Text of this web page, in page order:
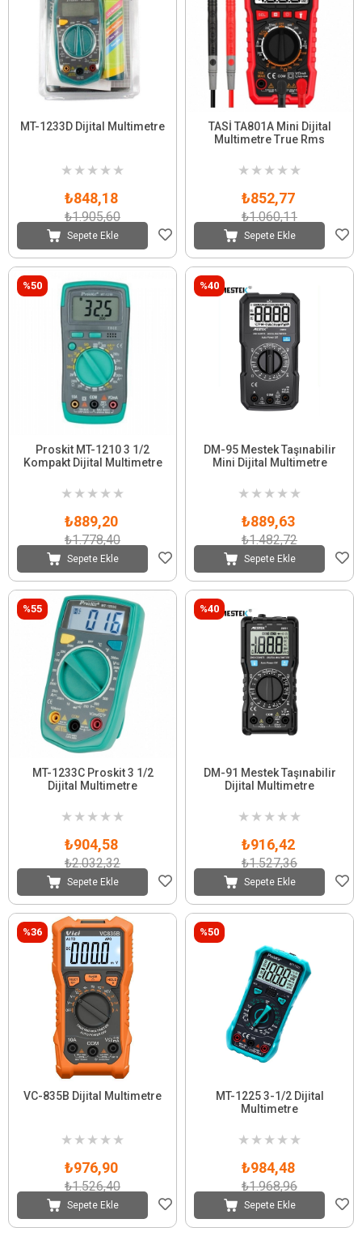
MT-1233D Dijital Multimetre
★ ★ ★ ★ ★
₺848,18
₺1.905,60
Sepete Ekle
TASİ TA801A Mini Dijital
Multimetre True Rms
★ ★ ★ ★ ★
₺852,77
₺1.060,11
Sepete Ekle
Proskit MT-1210 3 1/2
Kompakt Dijital Multimetre
★ ★ ★ ★ ★
₺889,20
₺1.778,40
Sepete Ekle
%50
DM-95 Mestek Taşınabilir
Mini Dijital Multimetre
★ ★ ★ ★ ★
₺889,63
₺1.482,72
Sepete Ekle
%40
MT-1233C Proskit 3 1/2
Dijital Multimetre
★ ★ ★ ★ ★
₺904,58
₺2.032,32
Sepete Ekle
%55
DM-91 Mestek Taşınabilir
Dijital Multimetre
★ ★ ★ ★ ★
₺916,42
₺1.527,36
Sepete Ekle
%40
VC-835B Dijital Multimetre
★ ★ ★ ★ ★
₺976,90
₺1.526,40
Sepete Ekle
%36
MT-1225 3-1/2 Dijital
Multimetre
★ ★ ★ ★ ★
₺984,48
₺1.968,96
Sepete Ekle
%50